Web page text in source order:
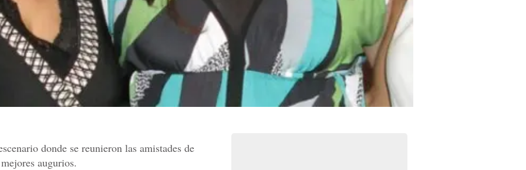
donde se reunieron las amistades de
augurios.